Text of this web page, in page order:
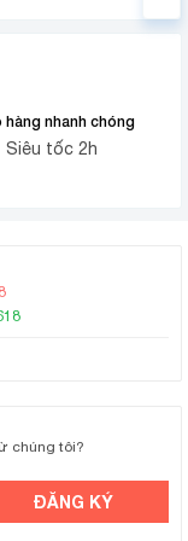
âm thanh chất
cũng được trang
nối mạng siêu
hàng nhanh chóng
Siêu tốc 2h
chúng tôi?